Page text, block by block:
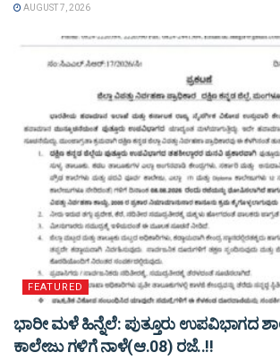
AUGUST 7, 2026
FEATURED
ಭಾರೀ ಮಳೆ ಹಿನ್ನೆಲೆ: ಪುತ್ತೂರು ಉಪವಿಭಾಗದ
ಕಾಲೇಜು ಗಳಿಗೆ ನಾಳೆ(ಆ.08) ರಜೆ..!!